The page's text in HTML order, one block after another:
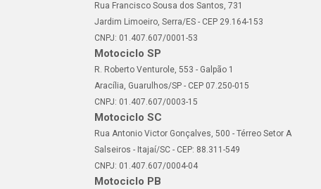
Rua Francisco Sousa dos Santos, 731
Jardim Limoeiro, Serra/ES - CEP 29.164-153
CNPJ: 01.407.607/0001-53
Motociclo SP
R. Roberto Venturole, 553 - Galpão 1
Aracília, Guarulhos/SP - CEP 07.250-015
CNPJ: 01.407.607/0003-15
Motociclo SC
Rua Antonio Victor Gonçalves, 500 - Térreo Setor A
Salseiros - Itajaí/SC - CEP: 88.311-549
CNPJ: 01.407.607/0004-04
Motociclo PB